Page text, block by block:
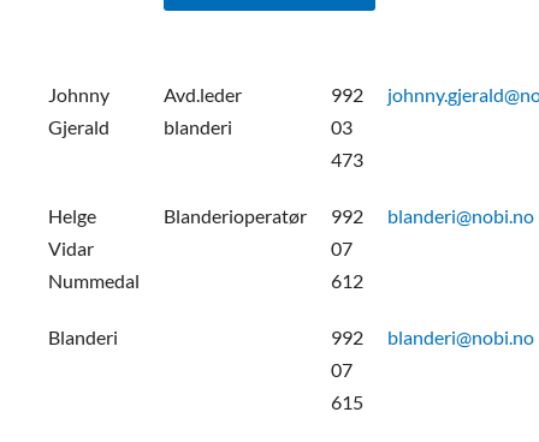
Johnny
Gjerald
Avd.leder
blanderi
992
03
473
Helge
Vidar
Nummedal
Blanderioperatør
992
07
612
blanderi@nobi.no
Blanderi
992
07
615
blanderi@nobi.no